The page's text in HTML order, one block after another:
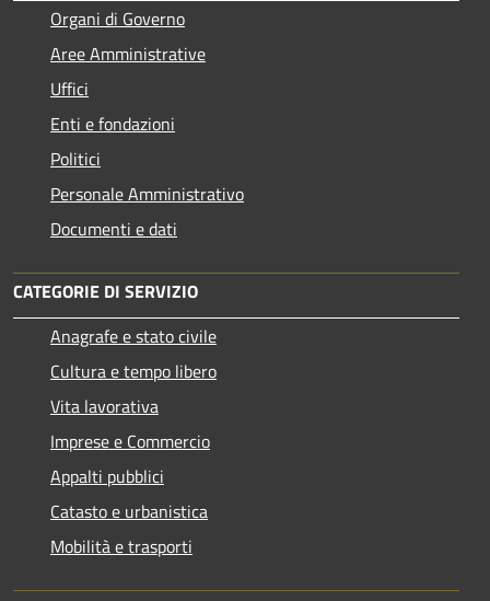
Organi di Governo
Aree Amministrative
Uffici
Enti e fondazioni
Politici
Personale Amministrativo
Documenti e dati
CATEGORIE DI SERVIZIO
Anagrafe e stato civile
Cultura e tempo libero
Vita lavorativa
Imprese e Commercio
Appalti pubblici
Catasto e urbanistica
Mobilità e trasporti